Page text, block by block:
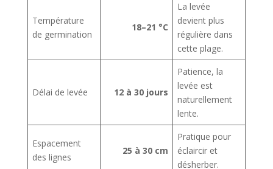
Température
de germination
18–21 °C
La levée
devient plus
régulière dans
cette plage.
Délai de levée 12 à 30 jours
Patience, la
levée est
naturellement
lente.
Espacement
des lignes
25 à 30 cm
Pratique pour
éclaircir et
désherber.